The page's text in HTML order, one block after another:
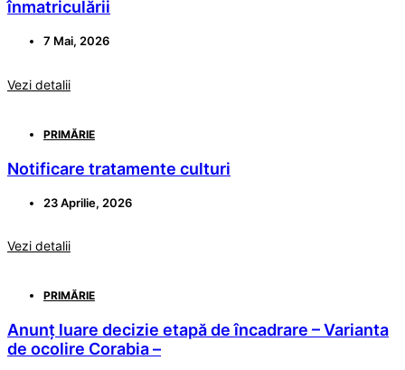
înmatriculării
7 Mai, 2026
Vezi detalii
PRIMĂRIE
Notificare tratamente culturi
23 Aprilie, 2026
Vezi detalii
PRIMĂRIE
Anunț luare decizie etapă de încadrare – Varianta
de ocolire Corabia –